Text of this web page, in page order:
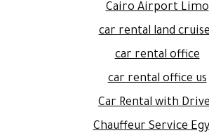
Cairo Airport Limo
car rental land
car rental office
car rental office us
Car Rental with
Chauffeur Service